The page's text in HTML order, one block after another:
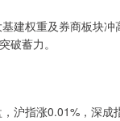
建权重及券商板块
破蓄力。
沪指涨0.01%，深成